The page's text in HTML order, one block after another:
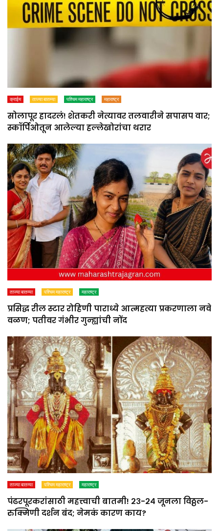
क्राईम ताज्या बातम्या पश्चिम महाराष्ट्र महाराष्ट्र
सोलापूर हादरलं! शेतकरी नेत्यावर तलवारीने सपासप वार;
स्कॉर्पिओतून आलेल्या हल्लेखोरांचा थरार
ताज्या बातम्या पश्चिम महाराष्ट्र महाराष्ट्र
प्रसिद्ध रील स्टार रोहिणी पाराध्ये आत्महत्या प्रकरणाला नवे
वळण; पतीवर गंभीर गुन्ह्यांची नोंद
ताज्या बातम्या पश्चिम महाराष्ट्र महाराष्ट्र
पंढरपूरकरांसाठी महत्त्वाची बातमी! २३-२४ जूनला विठ्ठल-
रुक्मिणी दर्शन बंद; नेमकं कारण काय?